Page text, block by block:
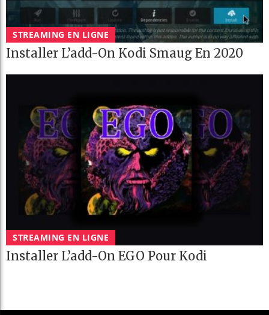
STREAMING EN LIGNE
Installer L’add-On Kodi Smaug En 2020
STREAMING EN LIGNE
Installer L’add-On EGO Pour Kodi